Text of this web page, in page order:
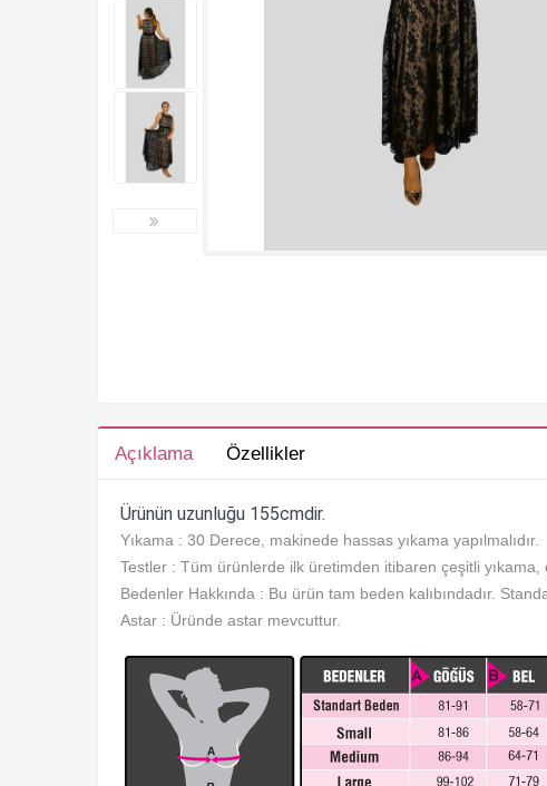
Açıklama Özellikler
Ürünün uzunluğu 155cmdir.
Yıkama : 30 Derece, makinede hassas yıkama yapılmalıdır.
Testler : Tüm ürünlerde ilk üretimden itibaren çeşitli
Bedenler Hakkında : Bu ürün tam beden kalıbındadır.
Astar : Üründe astar mevcuttur.